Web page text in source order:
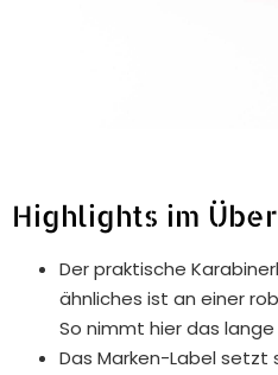
Highlights im
Der praktische
ähnliches ist an einer
So nimmt hier das lange
Das Marken-Label setzt